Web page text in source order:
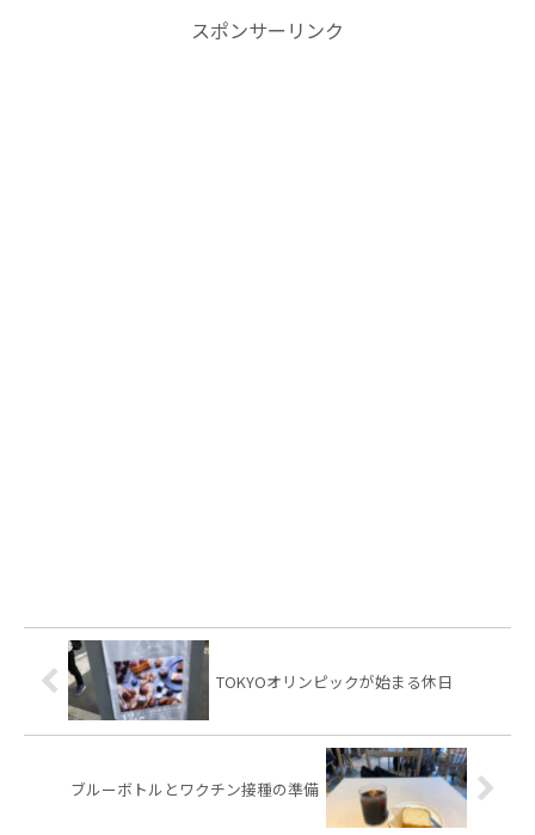
スポンサーリンク
TOKYOオリンピックが始まる休日
ブルーボトルとワクチン接種の準備